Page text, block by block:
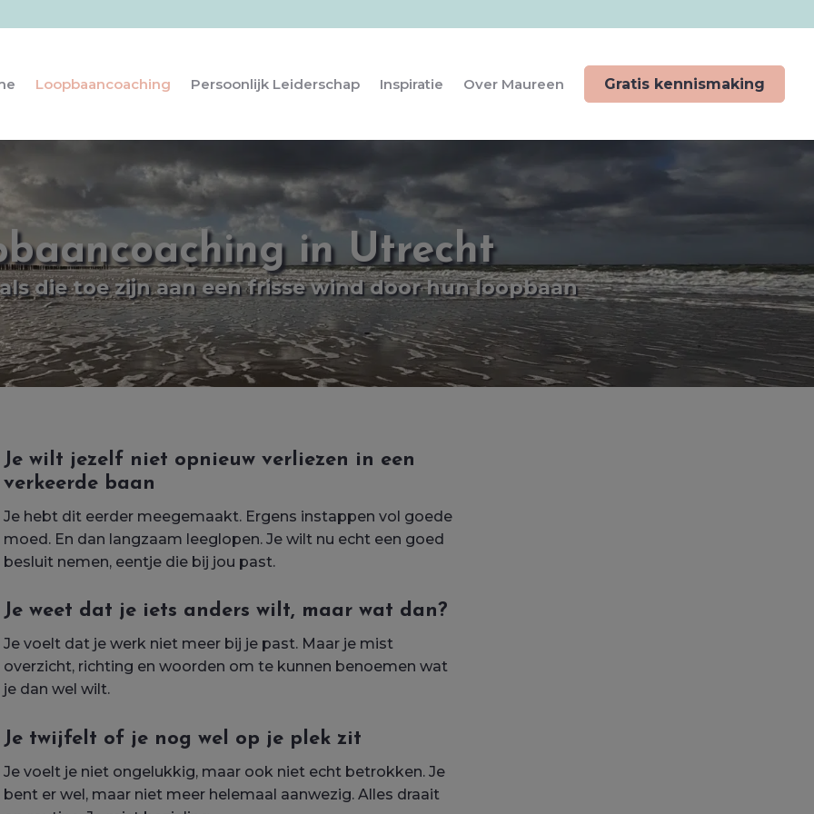
Loopbaancoaching Persoonlijk Leiderschap Inspiratie Over Maureen Gratis kennismaking
in Utrecht
die toe zijn aan een frisse wind door hun loopbaan
Je wilt jezelf niet opnieuw verliezen in een
verkeerde baan
Je hebt dit eerder meegemaakt. Ergens instappen vol goede
moed. En dan langzaam leeglopen. Je wilt nu echt een goed
besluit nemen, eentje die bij jou past.
Je weet dat je iets anders wilt, maar wat dan?
Je voelt dat je werk niet meer bij je past. Maar je mist
overzicht, richting en woorden om te kunnen benoemen wat
je dan wel wilt.
Je twijfelt of je nog wel op je plek zit
Je voelt je niet ongelukkig, maar ook niet echt betrokken. Je
bent er wel, maar niet meer helemaal aanwezig. Alles draait